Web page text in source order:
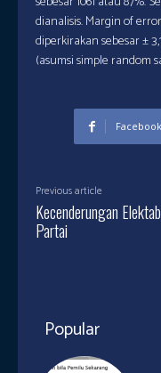
dianalisis. Margin of
diperkirakan sebesar ±
(asumsi simple random
Facebook
Previous article
Kecenderungan
Partai
Popular